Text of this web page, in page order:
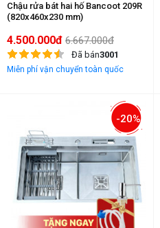
Chậu rửa bát hai hố Bancoot 209R
(820x460x230 mm)
4.500.000đ 6.667.000đ
Đã bán3001
Miễn phí vận chuyển toàn quốc
-20%